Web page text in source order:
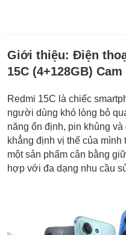
Giới thiệu: Điện
15C (4+128GB) Cam
Redmi 15C là chiếc
người dùng khó lòng bỏ
năng ổn định, pin khủng
khẳng định vị thế của mình
một sản phẩm cân bằng
hợp với đa dạng nhu cầu